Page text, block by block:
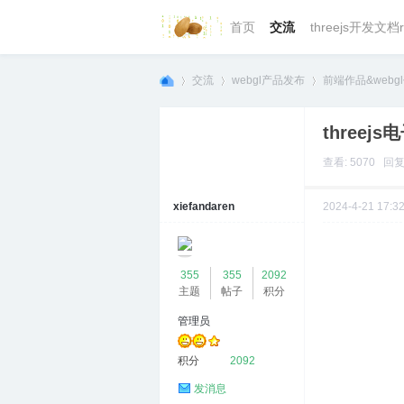
首页 交流 threejs开发文档
交流 webgl产品发布 前端作品
threejs电
查看: 5070 回
xiefandaren
355
主题
355
帖子
2092
积分
管理员
积分 2092
发消息
2024-4-21